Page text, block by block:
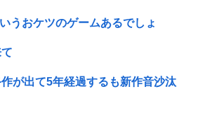
うおケツのゲームあるでしょ
が出て5年経過するも新作音沙汰